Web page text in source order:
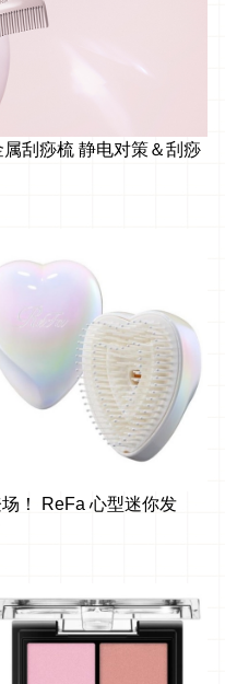
刮痧梳 静电对策＆刮痧
！ ReFa 心型迷你发